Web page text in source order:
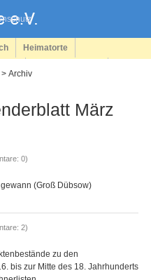
Heimatorte
Archiv
März
0)
(Groß Dübsow)
2)
zu den
bis zur Mitte des 18. Jahrhunderts